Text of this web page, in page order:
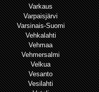
Varkaus
Varpaisjärvi
Varsinais-Suomi
Vehkalahti
Vehmaa
Vehmersalmi
Velkua
Vesanto
Vesilahti